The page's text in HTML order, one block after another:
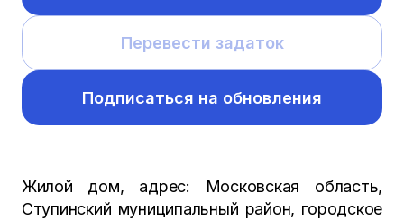
Перевести задаток
Подписаться на обновления
Жилой дом, адрес: Московская область,
Ступинский муниципальный район, городское